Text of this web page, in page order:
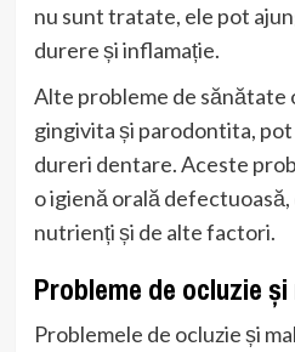
nu sunt tratate, ele pot
durere și inflamație.
Alte probleme de sănătate
gingivita și parodontita, pot
dureri dentare. Aceste
o igienă orală
nutrienți și de alte factori.
Probleme de ocluzie
Problemele de ocluzie și